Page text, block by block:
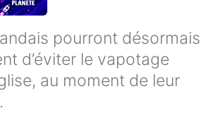
pourront désormais
d’éviter le vapotage
au moment de leur